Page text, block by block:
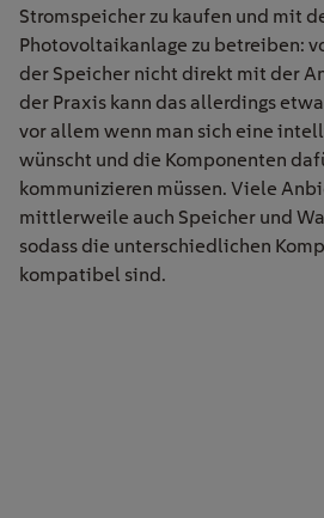
Stromspeicher zu kaufen und mit
Photovoltaikanlage zu betreiben:
der Speicher nicht direkt mit der
der Praxis kann das allerdings
vor allem wenn man sich eine
wünscht und die Komponenten
kommunizieren müssen. Viele
mittlerweile auch Speicher und
sodass die unterschiedlichen
kompatibel sind.